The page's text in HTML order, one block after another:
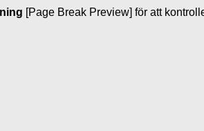
[Page Break Preview] för att